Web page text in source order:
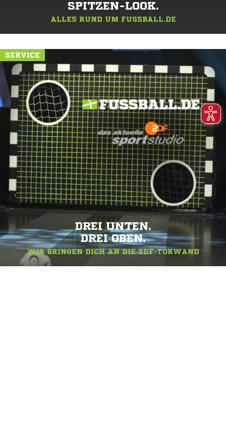
SPITZEN-LOOK.
ALLES RUND UM FUSSBALL.DE
SERVICE
DREI UNTEN.
DREI OBEN.
WIR BRINGEN DICH AN DIE ZDF-TORWAND